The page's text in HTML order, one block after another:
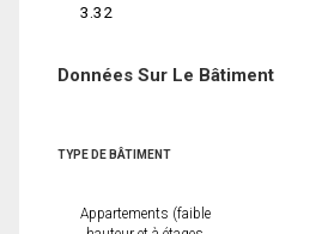
3.32
Données Sur Le Bâtiment
TYPE DE BÂTIMENT
Appartements (faible